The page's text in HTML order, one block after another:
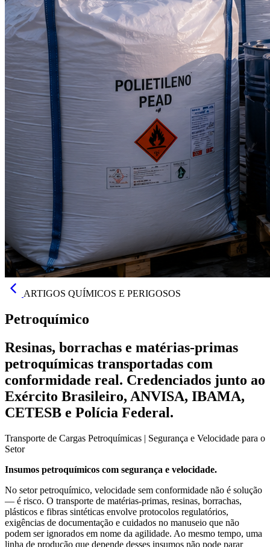
ARTIGOS QUÍMICOS E PERIGOSOS
Petroquímico
Resinas, borrachas e matérias-primas
petroquímicas transportadas com
conformidade real. Credenciados junto ao
Exército Brasileiro, ANVISA, IBAMA,
CETESB e Polícia Federal.
Transporte de Cargas Petroquímicas | Segurança e Velocidade para o
Setor
Insumos petroquímicos com segurança e velocidade.
No setor petroquímico, velocidade sem conformidade não é solução
— é risco. O transporte de matérias-primas, resinas, borrachas,
plásticos e fibras sintéticas envolve protocolos regulatórios,
exigências de documentação e cuidados no manuseio que não
podem ser ignorados em nome da agilidade. Ao mesmo tempo, uma
linha de produção que depende desses insumos não pode parar